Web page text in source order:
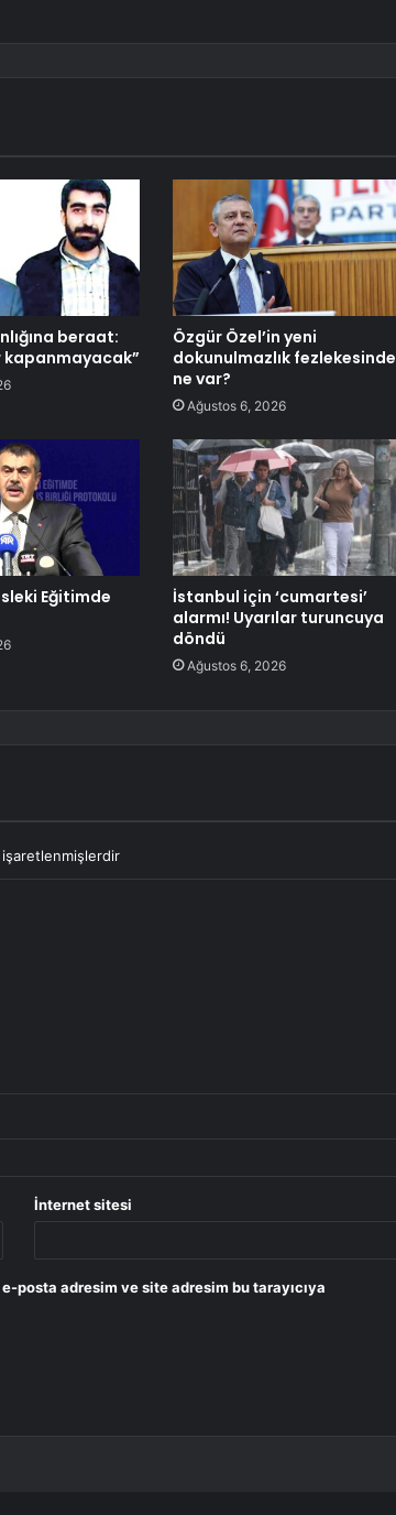
beraat:
kapanmayacak”
Özgür Özel’in yeni
dokunulmazlık fezlekesinde
ne var?
Ağustos 6, 2026
Eğitimde
İstanbul için ‘cumartesi’
alarmı! Uyarılar turuncuya
döndü
Ağustos 6, 2026
işaretlenmişlerdir
İnternet sitesi
posta adresim ve site adresim bu tarayıcıya